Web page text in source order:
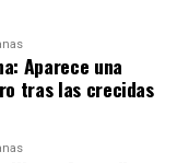
Aparece una
tras las crecidas